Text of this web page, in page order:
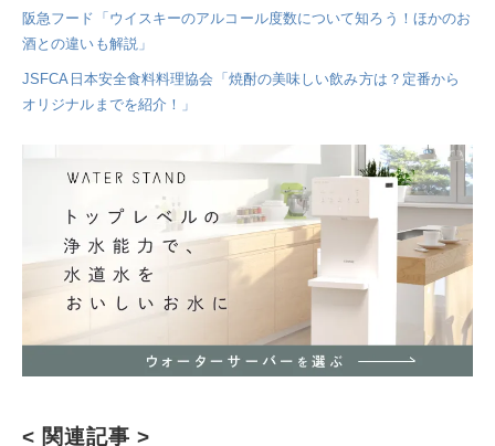
阪急フード「ウイスキーのアルコール度数について知ろう！ほかのお
酒との違いも解説」
JSFCA日本安全食料料理協会「焼酎の美味しい飲み方は？定番から
オリジナルまでを紹介！」
< 関連記事 >